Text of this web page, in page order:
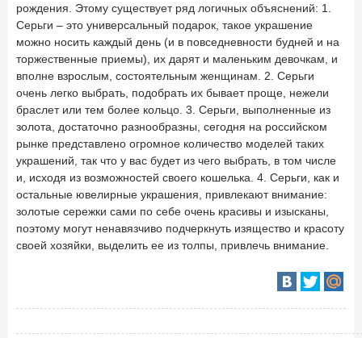
рождения. Этому существует ряд логичных объяснений: 1.
Серьги – это универсальный подарок, такое украшение
можно носить каждый день (и в повседневности будней и на
торжественные приемы), их дарят и маленьким девочкам, и
вполне взрослым, состоятельным женщинам. 2. Серьги
очень легко выбрать, подобрать их бывает проще, нежели
браслет или тем более кольцо. 3. Серьги, выполненные из
золота, достаточно разнообразны, сегодня на российском
рынке представлено огромное количество моделей таких
украшений, так что у вас будет из чего выбрать, в том числе
и, исходя из возможностей своего кошелька. 4. Серьги, как и
остальные ювелирные украшения, привлекают внимание:
золотые сережки сами по себе очень красивы и изысканы,
поэтому могут ненавязчиво подчеркнуть изящество и красоту
своей хозяйки, выделить ее из толпы, привлечь внимание.